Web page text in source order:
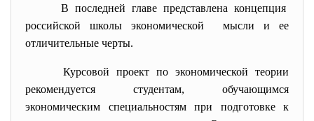
В последней главе представлена концепция
российской школы экономической мысли и ее
отличительные черты.
Курсовой проект по экономической теории
рекомендуется студентам, обучающимся
экономическим специальностям при подготовке к